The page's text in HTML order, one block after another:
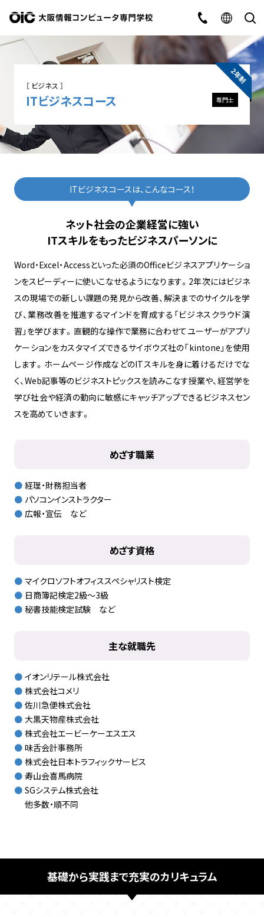
［ ビジネス ］
ITビジネスコース 専門士
2年制
ITビジネスコースは、こんなコース！
ネット社会の企業経営に強い
ITスキルをもったビジネスパーソンに
Word・Excel・Accessといった必須のOfficeビジネスアプリケーショ
ンをスピーディーに使いこなせるようになります。2年次にはビジネ
スの現場での新しい課題の発見から改善、解決までのサイクルを学
び、業務改善を推進するマインドを育成する「ビジネスクラウド演
習」を学びます。直観的な操作で業務に合わせてユーザーがアプリ
ケーションをカスタマイズできるサイボウズ社の「kintone」を使用
します。ホームページ作成などのITスキルを身に着けるだけでな
く、Web記事等のビジネストピックスを読みこなす授業や、経営学を
学び社会や経済の動向に敏感にキャッチアップできるビジネスセン
スを高めていきます。
めざす職業
経理・財務担当者
パソコンインストラクター
広報・宣伝 など
めざす資格
マイクロソフトオフィススペシャリスト検定
日商簿記検定2級〜3級
秘書技能検定試験 など
主な就職先
イオンリテール株式会社
株式会社コメリ
佐川急便株式会社
大黒天物産株式会社
株式会社エービーケーエスエス
味舌会計事務所
株式会社日本トラフィックサービス
寿山会喜馬病院
SGシステム株式会社
他多数・順不同
基礎から実践まで充実のカリキュラム